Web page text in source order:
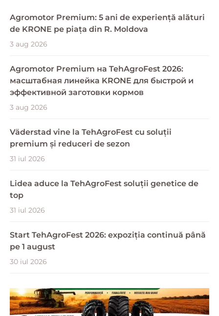
Agromotor Premium: 5 ani de experiență alături
de KRONE pe piața din R. Moldova
3 aug 2026
Agromotor Premium на TehAgroFest 2026:
масштабная линейка KRONE для быстрой и
эффективной заготовки кормов
3 aug 2026
Väderstad vine la TehAgroFest cu soluții
premium și reduceri de sezon
31 iul 2026
Lidea aduce la TehAgroFest soluții genetice de
top
31 iul 2026
Start TehAgroFest 2026: expoziția continuă până
pe 1 august
30 iul 2026